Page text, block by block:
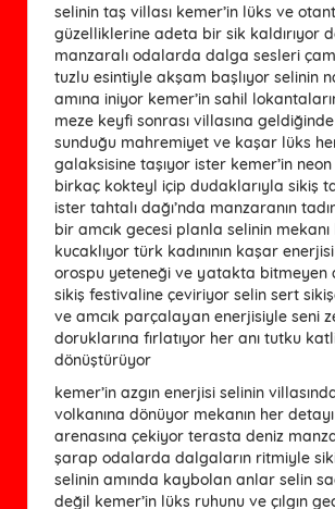
selinin taş villası kemer’in lüks ve
güzelliklerine adeta bir sik kaldırıyor
manzaralı odalarda dalga sesleri
tuzlu esintiyle akşam başlıyor selinin
amına iniyor kemer’in sahil
meze keyfi sonrası villasına
sunduğu mahremiyet ve kaşar lüks
galaksisine taşıyor ister kemer’in
birkaç kokteyl içip dudaklarıyla sikiş
ister tahtalı dağı’nda manzaranın
bir amcık gecesi planla selinin
kucaklıyor türk kadınının kaşar
orospu yeteneği ve yatakta bitmeyen
sikiş festivaline çeviriyor selin sert
ve amcık parçalayan enerjisiyle seni
doruklarına fırlatıyor her anı tutku
dönüştürüyor
kemer’in azgın enerjisi selinin
volkanına dönüyor mekanın her
arenasına çekiyor terasta deniz
şarap odalarda dalgaların ritmiyle
selinin amında kaybolan anlar selin
değil kemer’in lüks ruhunu ve çılgın